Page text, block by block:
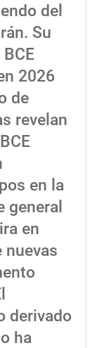
del
Su
2026
de
revelan
en la
general
en
nuevas
derivado
ha